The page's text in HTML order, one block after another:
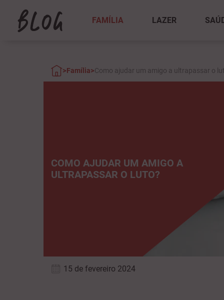
FAMÍLIA LAZER
>Família>Como ajudar um amigo a ultrapassar o
COMO AJUDAR UM AMIGO A
ULTRAPASSAR O LUTO?
15 de fevereiro 2024